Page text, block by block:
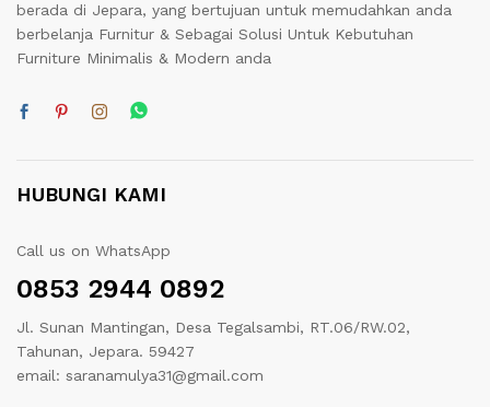
berada di Jepara, yang bertujuan untuk memudahkan anda
berbelanja Furnitur & Sebagai Solusi Untuk Kebutuhan
Furniture Minimalis & Modern anda
HUBUNGI KAMI
Call us on WhatsApp
0853 2944 0892
Jl. Sunan Mantingan, Desa Tegalsambi, RT.06/RW.02,
Tahunan, Jepara. 59427
email: saranamulya31@gmail.com